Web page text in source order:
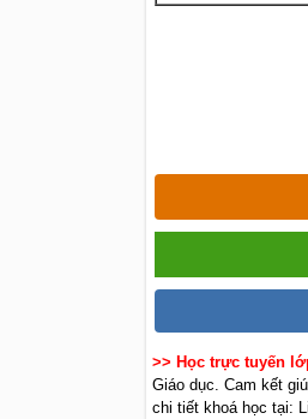
>> Học trực tuyến
Giáo dục. Cam kết
chi tiết khoá học tại: